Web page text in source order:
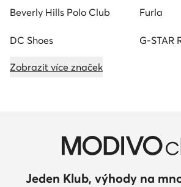
Beverly Hills Polo Club Furla
DC Shoes G-STAR
Zobrazit více značek
Jeden Klub, výhody na